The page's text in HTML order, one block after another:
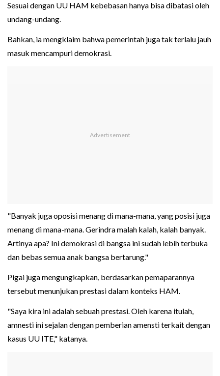
Sesuai dengan UU HAM kebebasan hanya bisa dibatasi oleh
undang-undang.
Bahkan, ia mengklaim bahwa pemerintah juga tak terlalu jauh
masuk mencampuri demokrasi.
"Banyak juga oposisi menang di mana-mana, yang posisi juga
menang di mana-mana. Gerindra malah kalah, kalah banyak.
Artinya apa? Ini demokrasi di bangsa ini sudah lebih terbuka
dan bebas semua anak bangsa bertarung."
Pigai juga mengungkapkan, berdasarkan pemaparannya
tersebut menunjukan prestasi dalam konteks HAM.
"Saya kira ini adalah sebuah prestasi. Oleh karena itulah,
amnesti ini sejalan dengan pemberian amensti terkait dengan
kasus UU ITE," katanya.